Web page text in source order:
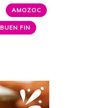
AMOZOC
BUEN FIN